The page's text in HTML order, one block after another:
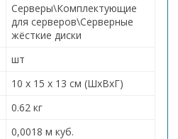
Серверы\Комплектующие
для серверов\Серверные
жёсткие диски
шт
10 x 15 x 13 см (ШхВхГ)
0.62 кг
0,0018 м куб.